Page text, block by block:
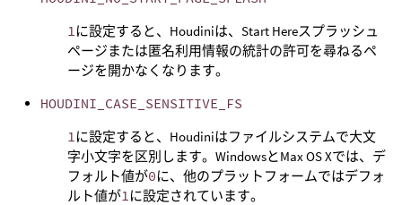
1 に設定すると、Houdiniは、Start Hereスプラッシュ
ページまたは匿名利用情報の統計の許可を尋ねるペ
ージを開かなくなります。
HOUDINI_CASE_SENSITIVE_FS
1 に設定すると、Houdiniはファイルシステムで大文
字小文字を区別します。WindowsとMax OS Xでは、デ
フォルト値が0に、他のプラットフォームではデフォ
ルト値が1 に設定されています。